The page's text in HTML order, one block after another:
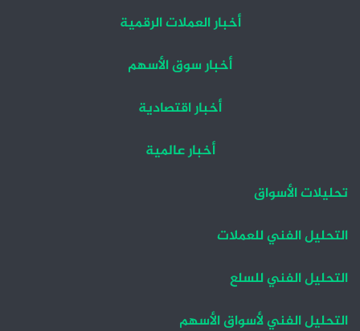
أخبار العملات الرقمية
أخبار سوق الأسهم
أخبار اقتصادية
أخبار عالمية
تحليلات الأسواق
التحليل الفني للعملات
التحليل الفني للسلع
التحليل الفني لأسواق الأسهم